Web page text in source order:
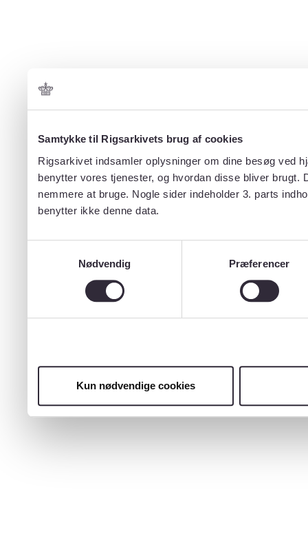
Samtykke til Rigsarkivets brug af cookies
Rigsarkivet indsamler oplysninger om dine besøg ved
benytter vores tjenester, og hvordan disse bliver
nemmere at bruge. Nogle sider indeholder 3. parts
benytter ikke denne data.
Nødvendig
Præferencer
Kun nødvendige cookies